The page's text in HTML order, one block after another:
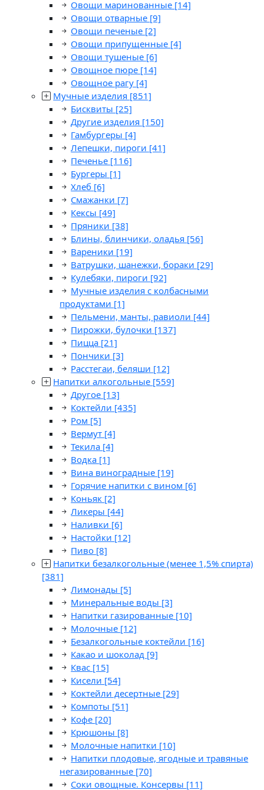
Овощи маринованные [14]
Овощи отварные [9]
Овощи печеные [2]
Овощи припущенные [4]
Овощи тушеные [6]
Овощное пюре [14]
Овощное рагу [4]
Мучные изделия [851]
Бисквиты [25]
Другие изделия [150]
Гамбургеры [4]
Лепешки, пироги [41]
Печенье [116]
Бургеры [1]
Хлеб [6]
Смажанки [7]
Кексы [49]
Пряники [38]
Блины, блинчики, оладья [56]
Вареники [19]
Ватрушки, шанежки, бораки [29]
Кулебяки, пироги [92]
Мучные изделия с колбасными
продуктами [1]
Пельмени, манты, равиоли [44]
Пирожки, булочки [137]
Пицца [21]
Пончики [3]
Расстегаи, беляши [12]
Напитки алкогольные [559]
Другое [13]
Коктейли [435]
Ром [5]
Вермут [4]
Текила [4]
Водка [1]
Вина виноградные [19]
Горячие напитки с вином [6]
Коньяк [2]
Ликеры [44]
Наливки [6]
Настойки [12]
Пиво [8]
Напитки безалкогольные (менее 1,5% спирта)
[381]
Лимонады [5]
Минеральные воды [3]
Напитки газированные [10]
Молочные [12]
Безалкогольные коктейли [16]
Какао и шоколад [9]
Квас [15]
Кисели [54]
Коктейли десертные [29]
Компоты [51]
Кофе [20]
Крюшоны [8]
Молочные напитки [10]
Напитки плодовые, ягодные и травяные
негазированные [70]
Соки овощные. Консервы [11]